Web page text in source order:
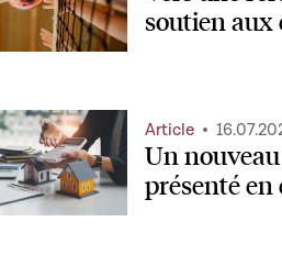
soutien aux
Un
présenté
Article